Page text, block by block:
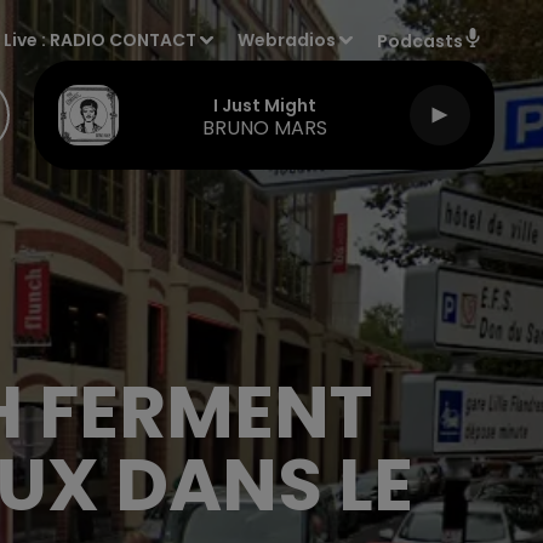
Live :RADIO CONTACT Webradios Podcasts
I Just Might
BRUNO MARS
FERMENT
DANS LE